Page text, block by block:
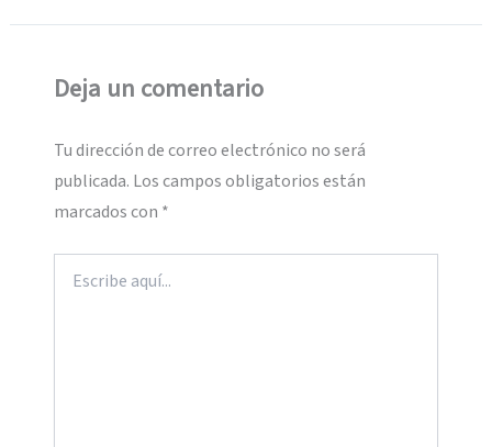
Deja un comentario
Tu dirección de correo electrónico no será
publicada. Los campos obligatorios están
marcados con *
aquí...